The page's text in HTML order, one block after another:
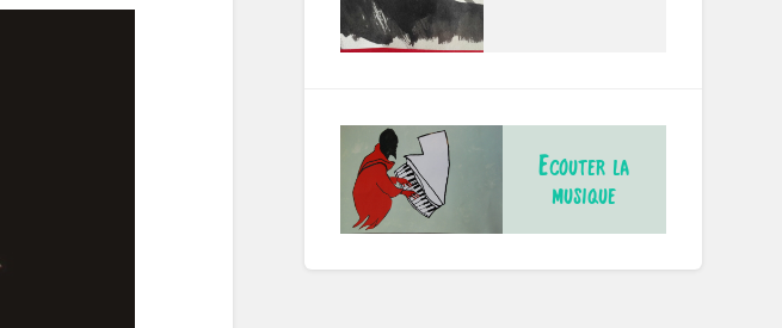
Ecouter la
musique